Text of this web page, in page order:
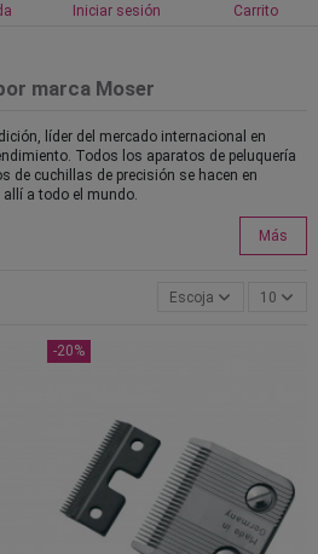
Iniciar sesión Carrito
marca Moser
líder del mercado internacional en
Todos los aparatos de peluquería
de cuchillas de precisión se hacen en
a todo el mundo.
Más
Escoja 10
-20%